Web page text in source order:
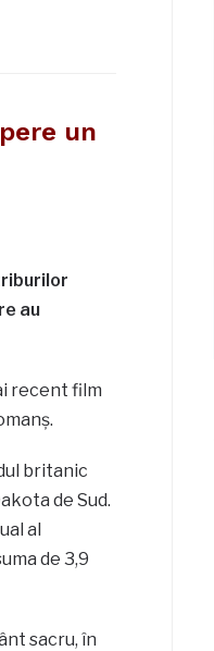
un
au
recent film
britanic
de Sud.
al
de 3,9
sacru, în